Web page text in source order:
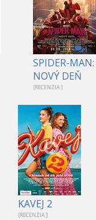
1
SPIDER-MAN:
NOVÝ DEŇ
[RECENZIA ]
KAVEJ 2
[RECENZIA ]